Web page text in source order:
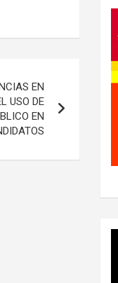
EN
USO DE
EN